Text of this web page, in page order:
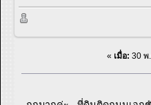
« เมื่อ: 30 พ